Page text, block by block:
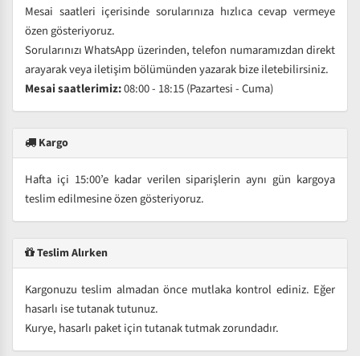
Mesai saatleri içerisinde sorularınıza hızlıca cevap vermeye
özen gösteriyoruz.
Sorularınızı WhatsApp üzerinden, telefon numaramızdan direkt
arayarak veya iletişim bölümünden yazarak bize iletebilirsiniz.
Mesai saatlerimiz:08:00 - 18:15 (Pazartesi - Cuma)
Kargo
Hafta içi 15:00’e kadar verilen siparişlerin aynı gün kargoya
teslim edilmesine özen gösteriyoruz.
Teslim Alırken
Kargonuzu teslim almadan önce mutlaka kontrol ediniz. Eğer
hasarlı ise tutanak tutunuz.
Kurye, hasarlı paket için tutanak tutmak zorundadır.